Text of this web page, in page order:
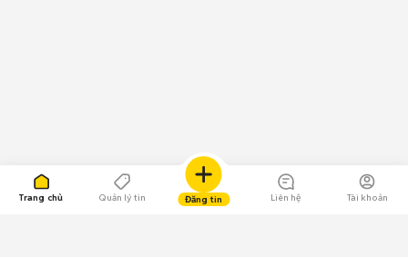
Trang chủ Quản lý tin Đăng tin Liên hệ Tài khoản